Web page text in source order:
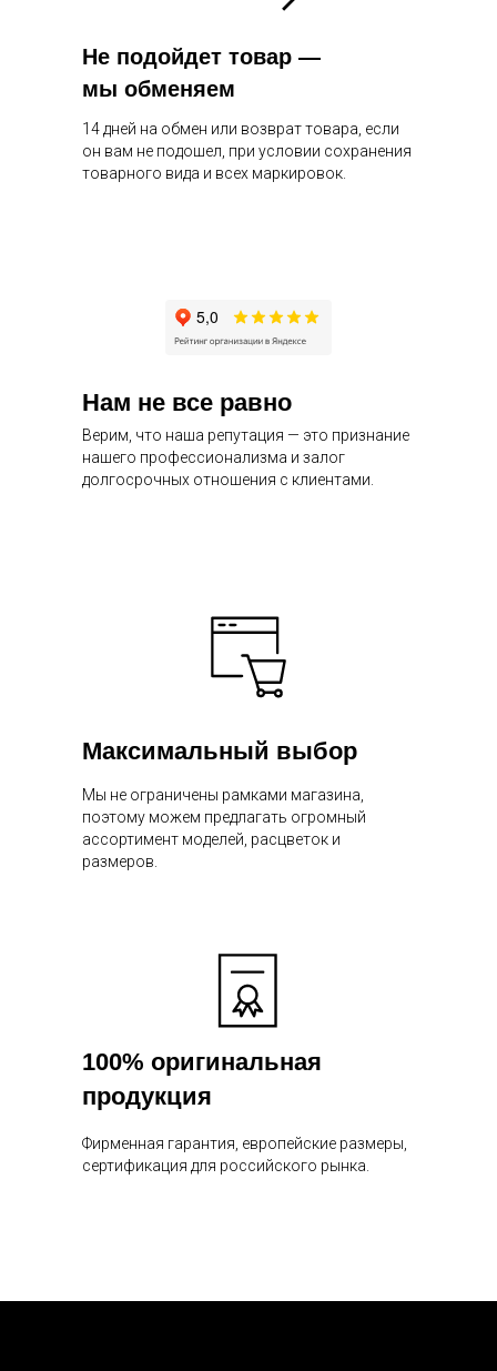
Верим, что наша репутация — это признание
нашего профессионализма и залог
долгосрочных отношения с клиентами.
Мы не ограничены рамками магазина,
поэтому можем предлагать огромный
ассортимент моделей, расцветок и
размеров.
Фирменная гарантия, европейские размеры,
сертификация для российского рынка.
100% оригинальная
продукция
14 дней на обмен или возврат товара, если
он вам не подошел, при условии сохранения
товарного вида и всех маркировок.
Не подойдет товар —
мы обменяем
Нам не все равно
Максимальный выбор